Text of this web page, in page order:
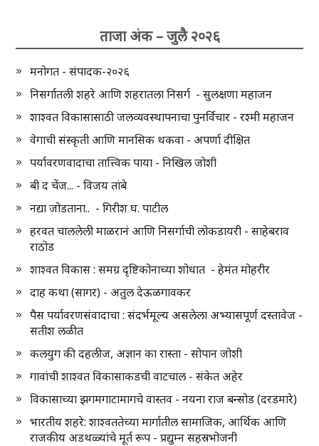
ताजा अंक – जुलै २०२६
मनोगत - संपादक-२०२६
निसर्गातली शहरे आणि शहरातला निसर्ग - सुलक्षणा महाजन
शाश्वत विकासासाठी जलव्यवस्थापनाचा पुनर्विचार - रश्मी महाजन
वेगाची संस्कृती आणि मानसिक थकवा - अपर्णा दीक्षित
पर्यावरणवादाचा तात्त्विक पाया - निखिल जोशी
बी द चेंज... - विजय तांबे
नद्या जोडताना.. - गिरीश घ. पाटील
हरवत चाललेली माळरानं आणि निसर्गाची लोकडायरी - साहेबराव
राठोड
शाश्वत विकास : समग्र दृष्टिकोनाच्या शोधात - हेमंत मोहरीर
दाह कथा (सागर) - अतुल देऊळगावकर
पैस पर्यावरणसंवादाचा : संदर्भमूल्य असलेला अभ्यासपूर्ण दस्तावेज -
सतीश लळीत
कलयुग की दहलीज, अज्ञान का रास्ता - सोपान जोशी
गावांची शाश्वत विकासाकडची वाटचाल - संकेत अहेर
विकासाच्या झगमगाटामागचे वास्तव - नयना राज बन्सोड (दरडमारे)
भारतीय शहरे: शाश्वततेच्या मार्गातील सामाजिक, आर्थिक आणि
राजकीय अडथळ्यांचे मूर्त रूप - प्रद्युम्न सहस्रभोजनी